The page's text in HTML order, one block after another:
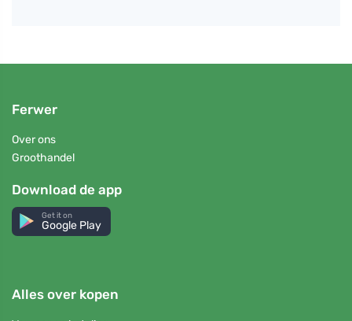
Ferwer
Over ons
Groothandel
Download de app
Get it on
Google Play
Alles over kopen